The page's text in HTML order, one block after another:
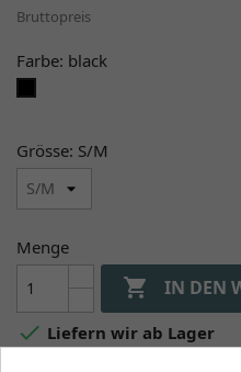
Bruttopreis
Farbe: black
Grösse: S/M
Menge
 IN DEN
 Liefern wir ab Lager